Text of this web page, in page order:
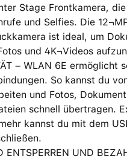
Stage Frontkamera,
und Selfies. Die
ist ideal, um
und 4K¬Videos
– WLAN 6E ermöglicht
So kannst du
und Fotos,
schnell übertragen.
kannst du mit dem
ENTSPERREN UND